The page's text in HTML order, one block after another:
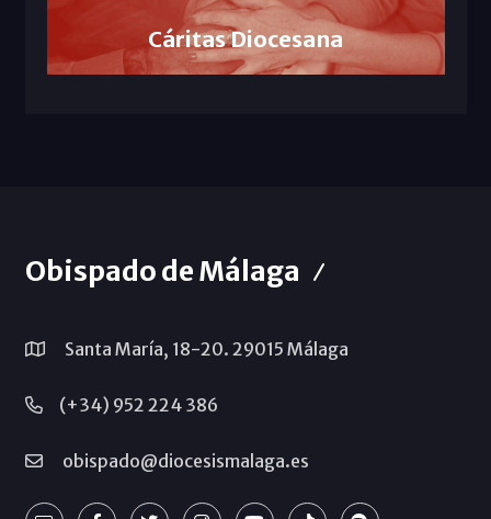
Cáritas Diocesana
Obispado de Málaga
Santa María, 18-20. 29015 Málaga
(+34) 952 224 386
obispado@diocesismalaga.es